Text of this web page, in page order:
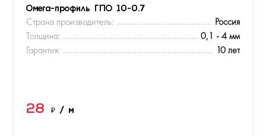
Омега-профиль ГПО 10-0.7
Страна производитель:
Россия
Толщина:
0,1 - 4 мм
Гарантия:
10 лет
28 ₽ / м